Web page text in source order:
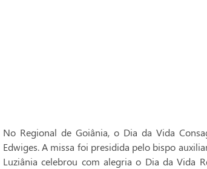
No Regional de Goiânia, o Dia da Vida
Edwiges. A missa foi presidida pelo bispo
Luziânia celebrou com alegria o Dia da Vida